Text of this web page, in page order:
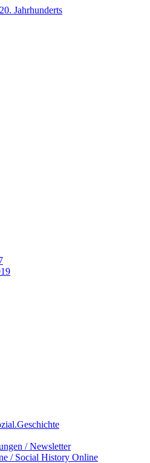
/ Newsletter
/ Social History Online